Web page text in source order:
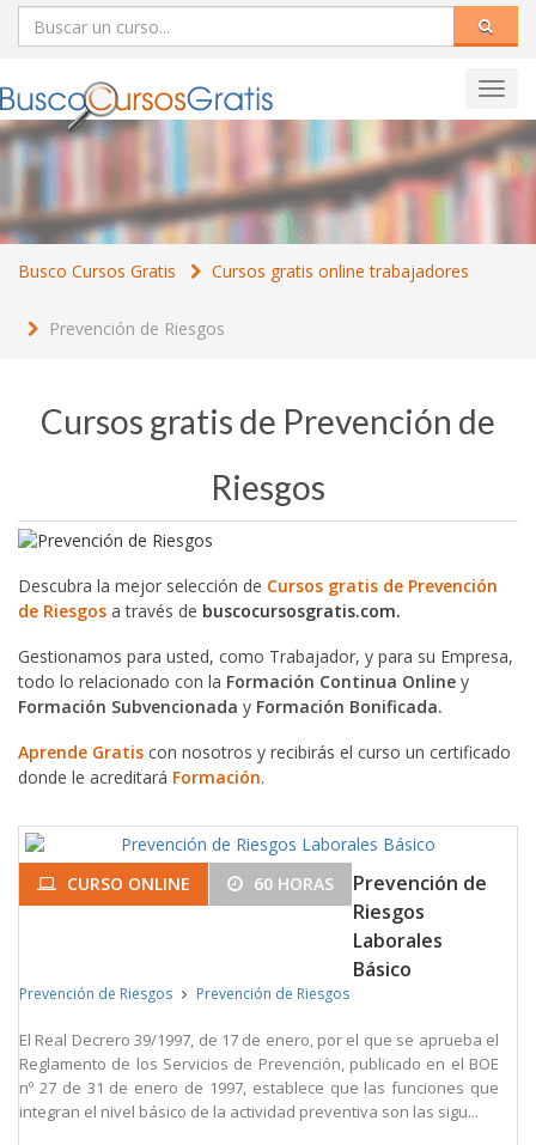
Busco Cursos Gratis Cursos gratis online trabajadores
Prevención de Riesgos
Cursos gratis de Prevención de
Riesgos
Descubra la mejor selección de Cursos gratis de Prevención
de Riesgos a través de buscocursosgratis.com.
Gestionamos para usted, como Trabajador, y para su Empresa,
todo lo relacionado con la Formación Continua Online y
Formación Subvencionada y Formación Bonificada.
Aprende Gratis con nosotros y recibirás el curso un certificado
donde le acreditará Formación.
CURSO ONLINE 60 HORAS
Prevención de
Riesgos
Laborales
Básico
Prevención de Riesgos Prevención de Riesgos
El Real Decrero 39/1997, de 17 de enero, por el que se aprueba el
Reglamento de los Servicios de Prevención, publicado en el BOE
nº 27 de 31 de enero de 1997, establece que las funciones que
integran el nivel básico de la actividad preventiva son las sigu...